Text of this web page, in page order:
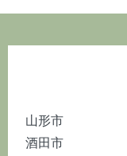
山形市
酒田市